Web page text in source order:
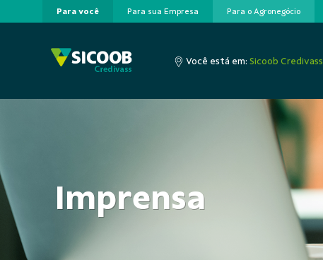
Pular para o Conteúdo principal
Para você Para sua Empresa Para o Agronegócio
Você está em:Sicoob Credivass
Imprensa